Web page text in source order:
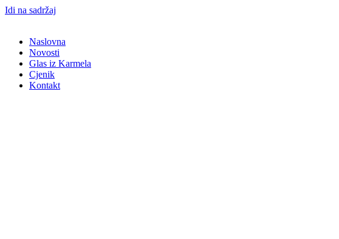
Idi na sadržaj
Naslovna
Novosti
Glas iz Karmela
Cjenik
Kontakt